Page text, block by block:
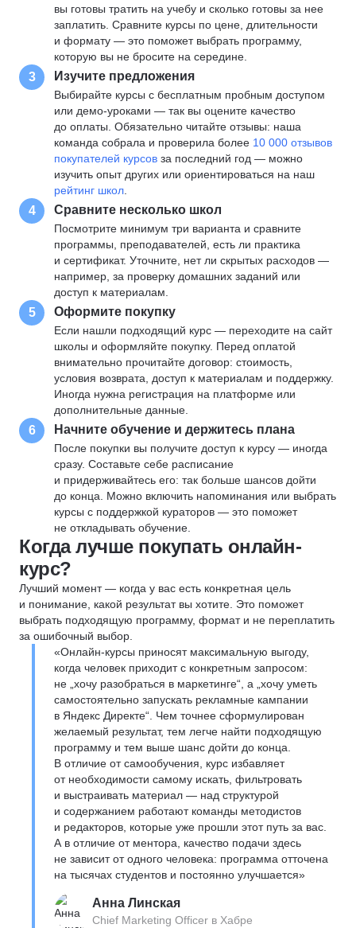
вы готовы тратить на учебу и сколько готовы за нее
заплатить. Сравните курсы по цене, длительности
и формату — это поможет выбрать программу,
которую вы не бросите на середине.
3 Изучите предложения
Выбирайте курсы с бесплатным пробным доступом
или демо-уроками — так вы оцените качество
до оплаты. Обязательно читайте отзывы: наша
команда собрала и проверила более 10 000 отзывов
покупателей курсов за последний год — можно
изучить опыт других или ориентироваться на наш
рейтинг школ
4 Сравните несколько школ
Посмотрите минимум три варианта и сравните
программы, преподавателей, есть ли практика
и сертификат. Уточните, нет ли скрытых расходов —
например, за проверку домашних заданий или
доступ к материалам.
5 Оформите покупку
Если нашли подходящий курс — переходите на сайт
школы и оформляйте покупку. Перед оплатой
внимательно прочитайте договор: стоимость,
условия возврата, доступ к материалам и поддержку.
Иногда нужна регистрация на платформе или
дополнительные данные.
6 Начните обучение и держитесь плана
После покупки вы получите доступ к курсу — иногда
сразу. Составьте себе расписание
и придерживайтесь его: так больше шансов дойти
до конца. Можно включить напоминания или выбрать
курсы с поддержкой кураторов — это поможет
не откладывать обучение.
Когда лучше покупать онлайн-
курс?
Лучший момент — когда у вас есть конкретная цель
и понимание, какой результат вы хотите. Это поможет
выбрать подходящую программу, формат и не переплатить
за ошибочный выбор.
«Онлайн-курсы приносят максимальную выгоду,
когда человек приходит с конкретным запросом:
не „хочу разобраться в маркетинге“, а „хочу уметь
самостоятельно запускать рекламные кампании
в Яндекс Директе“. Чем точнее сформулирован
желаемый результат, тем легче найти подходящую
программу и тем выше шанс дойти до конца.
В отличие от самообучения, курс избавляет
от необходимости самому искать, фильтровать
и выстраивать материал — над структурой
и содержанием работают команды методистов
и редакторов, которые уже прошли этот путь за вас.
А в отличие от ментора, качество подачи здесь
не зависит от одного человека: программа отточена
на тысячах студентов и постоянно улучшается»
Анна Линская
Chief Marketing Officer в Хабре